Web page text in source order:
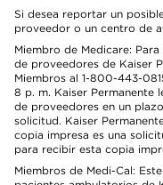
Si desea reportar un
proveedor o un centro de
Miembro de Medicare:
de proveedores de Kaiser
Miembros al 1-800-443-
8 p. m. Kaiser Permanente
de proveedores en un
solicitud. Kaiser
copia impresa es una
para recibir esta copia
Miembros de Medi-Cal: